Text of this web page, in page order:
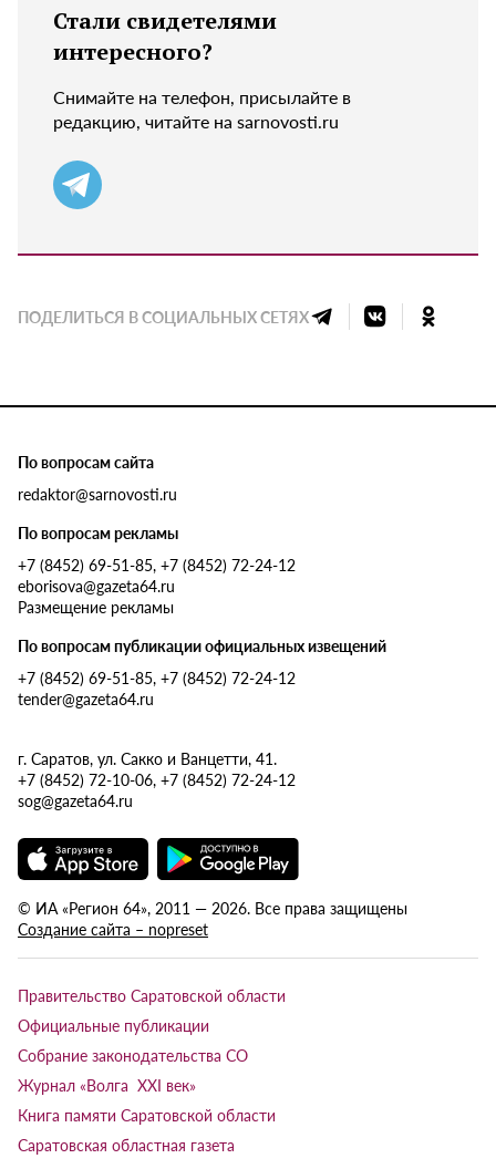
Стали свидетелями
интересного?
Снимайте на телефон, присылайте в
редакцию, читайте на sarnovosti.ru
ПОДЕЛИТЬСЯ В СОЦИАЛЬНЫХ СЕТЯХ
По вопросам сайта
redaktor@sarnovosti.ru
По вопросам рекламы
+7 (8452) 69-51-85, +7 (8452) 72-24-12
eborisova@gazeta64.ru
Размещение рекламы
По вопросам публикации официальных извещений
+7 (8452) 69-51-85, +7 (8452) 72-24-12
tender@gazeta64.ru
г. Саратов, ул. Сакко и Ванцетти, 41.
+7 (8452) 72-10-06, +7 (8452) 72-24-12
sog@gazeta64.ru
© ИА «Регион 64», 2011 — 2026. Все права защищены
Создание сайта – nopreset
Правительство Саратовской области
Официальные публикации
Собрание законодательства СО
Журнал «Волга XXI век»
Книга памяти Саратовской области
Саратовская областная газета